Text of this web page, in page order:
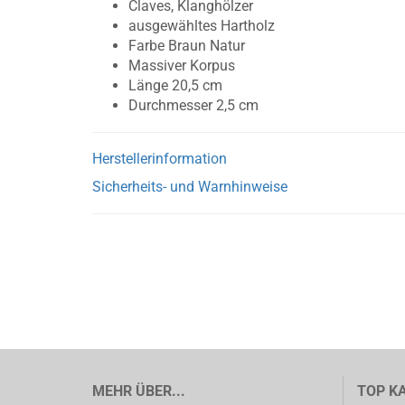
Claves, Klanghölzer
ausgewähltes Hartholz
Farbe Braun Natur
Massiver Korpus
Länge 20,5 cm
Durchmesser 2,5 cm
Herstellerinformation
Sicherheits- und Warnhinweise
MEHR ÜBER...
TOP